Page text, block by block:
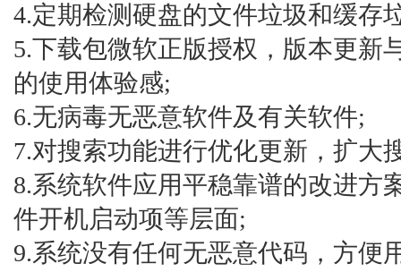
4.定期检测硬盘的文件垃圾和缓存
5.下载包微软正版授权，版本更新
的使用体验感;
6.无病毒无恶意软件及有关软件;
7.对搜索功能进行优化更新，扩大
8.系统软件应用平稳靠谱的改进方
件开机启动项等层面;
9.系统没有任何无恶意代码，方便